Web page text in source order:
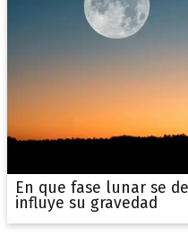
En que fase lunar se
influye su gravedad